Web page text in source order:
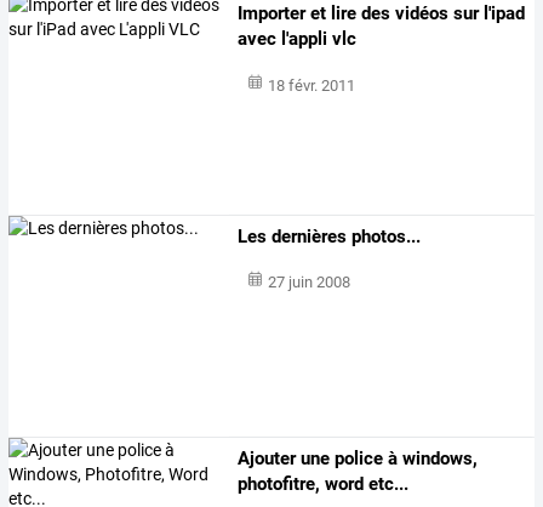
Importer et lire des vidéos sur l'ipad
avec l'appli vlc
18 févr. 2011
Les dernières photos...
27 juin 2008
Ajouter une police à windows,
photofitre, word etc...